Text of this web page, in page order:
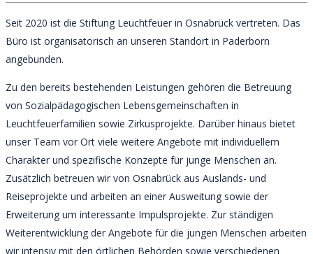
Seit 2020 ist die Stiftung Leuchtfeuer in Osnabrück vertreten. Das
Büro ist organisatorisch an unseren Standort in Paderborn
angebunden.
Zu den bereits bestehenden Leistungen gehören die Betreuung
von Sozialpädagogischen Lebensgemeinschaften in
Leuchtfeuerfamilien sowie Zirkusprojekte. Darüber hinaus bietet
unser Team vor Ort viele weitere Angebote mit individuellem
Charakter und spezifische Konzepte für junge Menschen an.
Zusätzlich betreuen wir von Osnabrück aus Auslands- und
Reiseprojekte und arbeiten an einer Ausweitung sowie der
Erweiterung um interessante Impulsprojekte. Zur ständigen
Weiterentwicklung der Angebote für die jungen Menschen arbeiten
wir intensiv mit den örtlichen Behörden sowie verschiedenen